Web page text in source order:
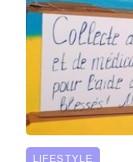
LIFESTYLE